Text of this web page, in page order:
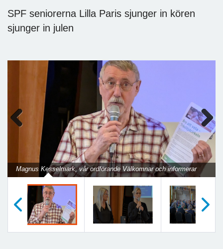
SPF seniorerna Lilla Paris sjunger in kören
sjunger in julen
Magnus Kesselmark, vår ordförande Välkomnar och informerar
Next